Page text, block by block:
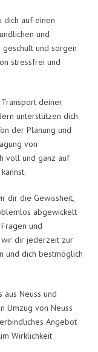
dich auf einen
und
geschult und sorgen
stressfrei und
deiner
unterstützen dich
der Planung und
von
voll und ganz auf
dir die Gewissheit,
abgewickelt
und
wir dir jederzeit zur
und dich bestmöglich
Neuss und
Umzug von Neuss
Angebot
Wirklichkeit